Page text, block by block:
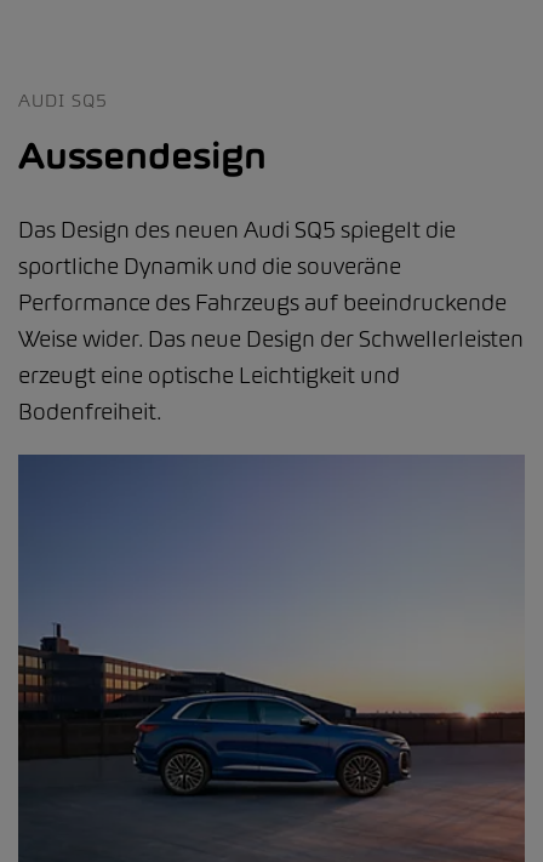
AUDI SQ5
Aussendesign
Das Design des neuen Audi SQ5 spiegelt die
sportliche Dynamik und die souveräne
Performance des Fahrzeugs auf beeindruckende
Weise wider. Das neue Design der Schwellerleisten
erzeugt eine optische Leichtigkeit und
Bodenfreiheit.